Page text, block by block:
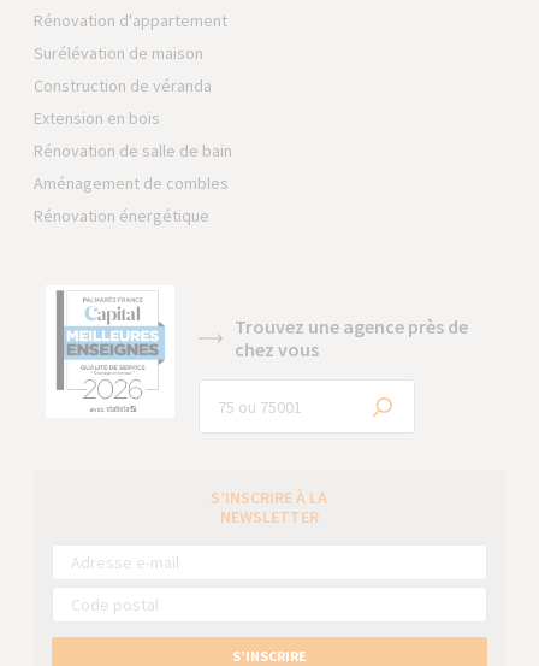
Rénovation d'appartement
Surélévation de maison
Construction de véranda
Extension en bois
Rénovation de salle de bain
Aménagement de combles
Rénovation énergétique
Trouvez une agence près de
chez vous
S’INSCRIRE À LA
NEWSLETTER
S’INSCRIRE